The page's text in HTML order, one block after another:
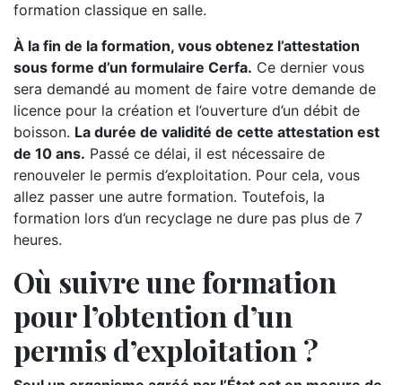
formation classique en salle.
À la fin de la formation, vous obtenez l’attestation
sous forme d’un formulaire Cerfa. Ce dernier vous
sera demandé au moment de faire votre demande de
licence pour la création et l’ouverture d’un débit de
boisson. La durée de validité de cette attestation est
de 10 ans. Passé ce délai, il est nécessaire de
renouveler le permis d’exploitation. Pour cela, vous
allez passer une autre formation. Toutefois, la
formation lors d’un recyclage ne dure pas plus de 7
heures.
Où suivre une formation
pour l’obtention d’un
permis d’exploitation ?